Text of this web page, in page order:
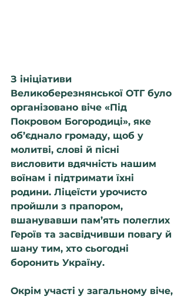
З ініціативи
Великоберезнянської ОТГ було
організовано віче «Під
Покровом Богородиці», яке
об’єднало громаду, щоб у
молитві, слові й пісні
висловити вдячність нашим
воїнам і підтримати їхні
родини. Ліцеїсти урочисто
пройшли з прапором,
вшанувавши пам’ять полеглих
Героїв та засвідчивши повагу й
шану тим, хто сьогодні
боронить Україну.
Окрім участі у загальному віче,